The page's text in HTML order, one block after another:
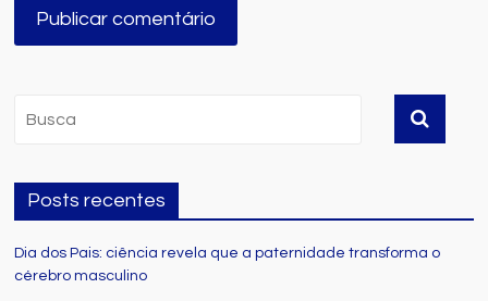
Posts recentes
Dia dos Pais: ciência revela que a paternidade transforma o
cérebro masculino